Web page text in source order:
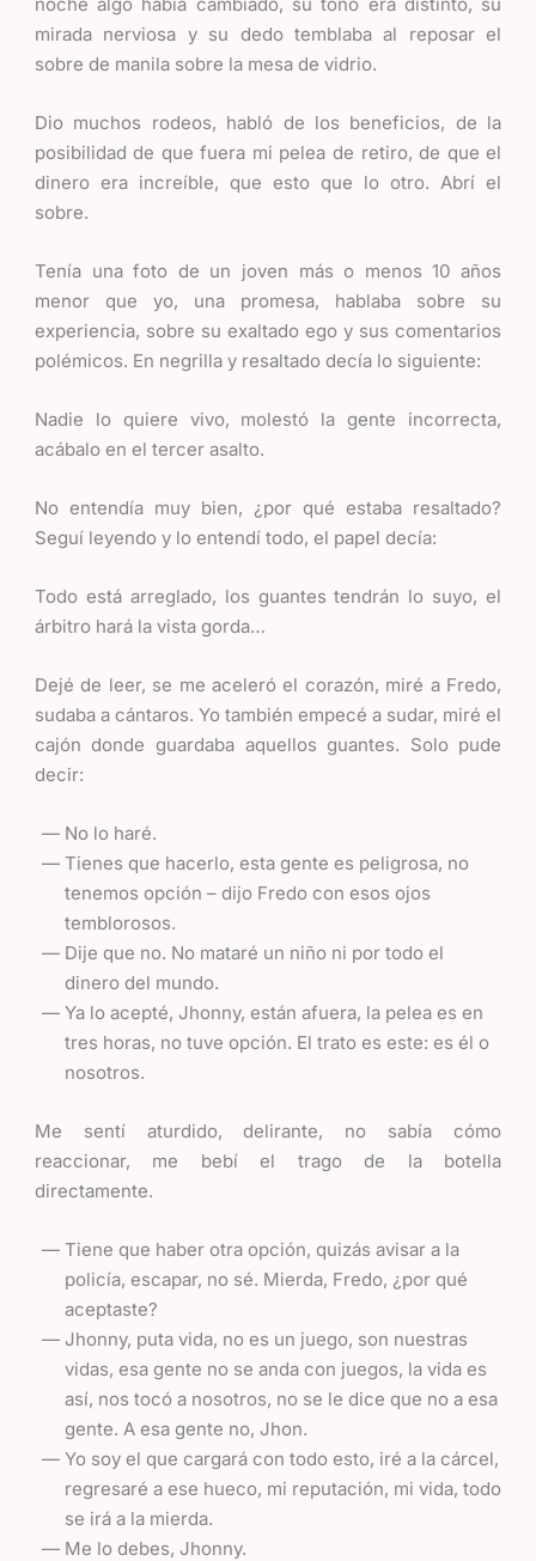
mirada nerviosa y su dedo temblaba al reposar el
sobre de manila sobre la mesa de vidrio.
Dio muchos rodeos, habló de los beneficios, de la
posibilidad de que fuera mi pelea de retiro, de que el
dinero era increíble, que esto que lo otro. Abrí el
sobre.
Tenía una foto de un joven más o menos 10 años
menor que yo, una promesa, hablaba sobre su
experiencia, sobre su exaltado ego y sus comentarios
polémicos. En negrilla y resaltado decía lo siguiente:
Nadie lo quiere vivo, molestó la gente incorrecta,
acábalo en el tercer asalto.
No entendía muy bien, ¿por qué estaba resaltado?
Seguí leyendo y lo entendí todo, el papel decía:
Todo está arreglado, los guantes tendrán lo suyo, el
árbitro hará la vista gorda…
Dejé de leer, se me aceleró el corazón, miré a Fredo,
sudaba a cántaros. Yo también empecé a sudar, miré el
cajón donde guardaba aquellos guantes. Solo pude
decir:
No lo haré.
Tienes que hacerlo, esta gente es peligrosa, no
tenemos opción – dijo Fredo con esos ojos
temblorosos.
Dije que no. No mataré un niño ni por todo el
dinero del mundo.
Ya lo acepté, Jhonny, están afuera, la pelea es en
tres horas, no tuve opción. El trato es este: es él o
nosotros.
Me sentí aturdido, delirante, no sabía cómo
reaccionar, me bebí el trago de la botella
directamente.
Tiene que haber otra opción, quizás avisar a la
policía, escapar, no sé. Mierda, Fredo, ¿por qué
aceptaste?
Jhonny, puta vida, no es un juego, son nuestras
vidas, esa gente no se anda con juegos, la vida es
así, nos tocó a nosotros, no se le dice que no a esa
gente. A esa gente no, Jhon.
Yo soy el que cargará con todo esto, iré a la cárcel,
regresaré a ese hueco, mi reputación, mi vida, todo
se irá a la mierda.
Me lo debes, Jhonny.